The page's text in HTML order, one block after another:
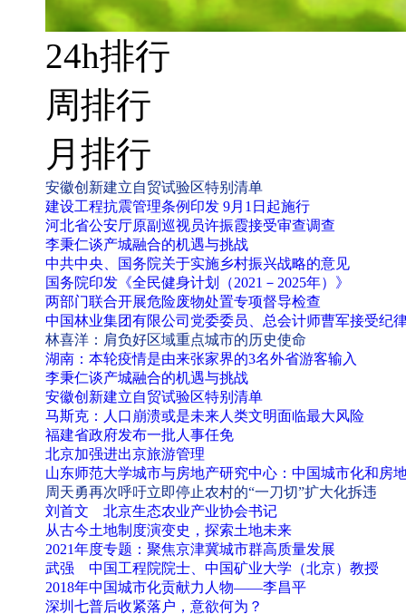
24h排行
周排行
月排行
安徽创新建立自贸试验区特别清单
建设工程抗震管理条例印发 9月1日起施行
河北省公安厅原副巡视员许振霞接受审查调查
李秉仁谈产城融合的机遇与挑战
中共中央、国务院关于实施乡村振兴战略的意见
国务院印发《全民健身计划（2021－2025年）》
两部门联合开展危险废物处置专项督导检查
中国林业集团有限公司党委委员、总会计师曹军接受纪
林喜洋：肩负好区域重点城市的历史使命
湖南：本轮疫情是由来张家界的3名外省游客输入
李秉仁谈产城融合的机遇与挑战
安徽创新建立自贸试验区特别清单
马斯克：人口崩溃或是未来人类文明面临最大风险
福建省政府发布一批人事任免
北京加强进出京旅游管理
山东师范大学城市与房地产研究中心：中国城市化和房
周天勇再次呼吁立即停止农村的“一刀切”扩大化拆违
刘首文 北京生态农业产业协会书记
从古今土地制度演变史，探索土地未来
2021年度专题：聚焦京津冀城市群高质量发展
武强 中国工程院院士、中国矿业大学（北京）教授
2018年中国城市化贡献力人物——李昌平
深圳七普后收紧落户，意欲何为？